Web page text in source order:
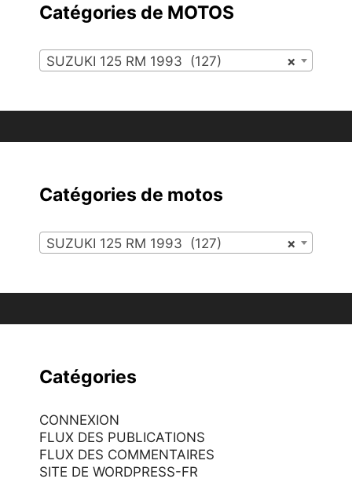
Catégories de MOTOS
×
SUZUKI 125 RM 1993 (127)
Catégories de motos
×
SUZUKI 125 RM 1993 (127)
Catégories
CONNEXION
FLUX DES PUBLICATIONS
FLUX DES COMMENTAIRES
SITE DE WORDPRESS-FR